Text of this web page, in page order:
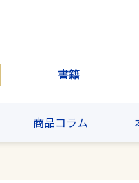
書籍
商品コラム